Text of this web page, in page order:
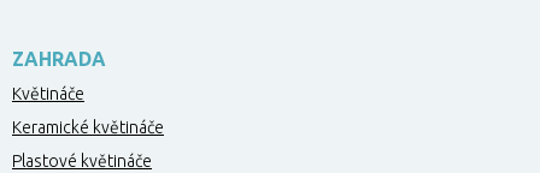
ZAHRADA
Květináče
Keramické květináče
Plastové květináče